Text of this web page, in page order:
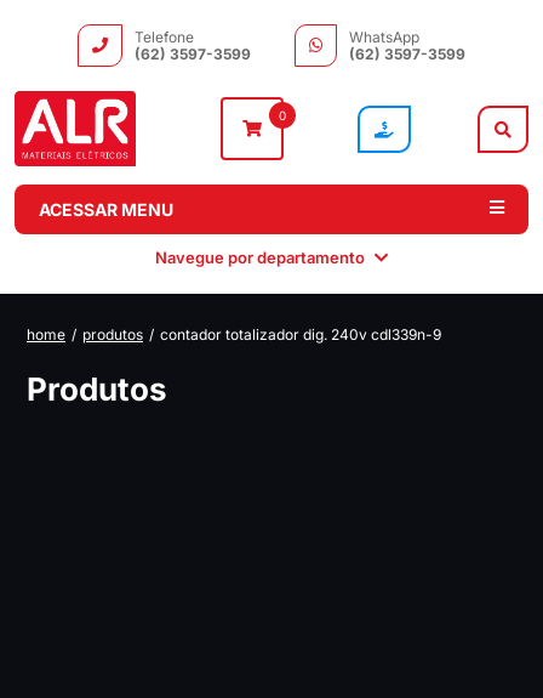
0
Telefone
(62) 3597-3599
WhatsApp
(62) 3597-3599
ACESSAR MENU
Navegue por departamento
Distribuição
home / produtos / contador totalizador dig. 240v cdl339n-9
Produtos